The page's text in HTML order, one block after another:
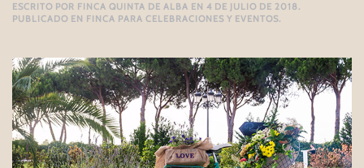
ESCRITO POR FINCA QUINTA DE ALBA EN 4 DE JULIO DE 2018 .
PUBLICADO EN FINCA PARA CELEBRACIONES Y EVENTOS.